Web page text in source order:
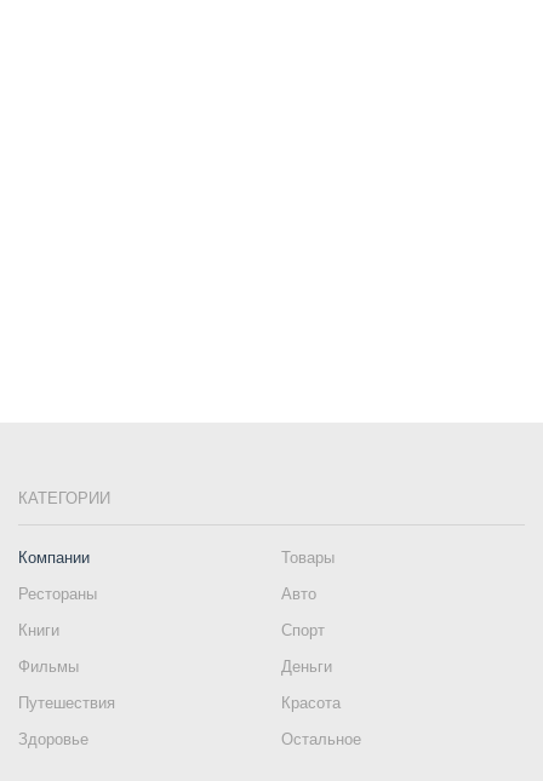
КАТЕГОРИИ
Компании
Товары
Рестораны
Авто
Книги
Спорт
Фильмы
Деньги
Путешествия
Красота
Здоровье
Остальное